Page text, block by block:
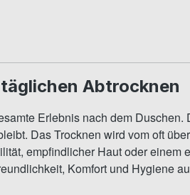
Abtrocknen
Erlebnis nach dem
Das Trocknen wird vom oft
empfindlicher Haut oder
Komfort und Hygiene